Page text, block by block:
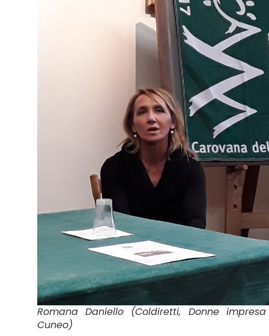
Romana Daniello (Coldiretti, Donne
Cuneo)